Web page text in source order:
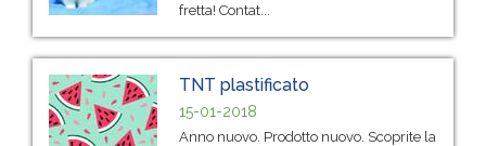
fretta! Contat...
TNT plastificato
15-01-2018
Anno nuovo. Prodotto nuovo. Scoprite la